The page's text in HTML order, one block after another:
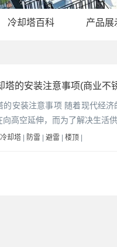
冷却塔百科 产品展
塔的安装注意事项(商业不
的安装注意事项 随着现代经
向高空延伸，而为了解决生活
却塔 | 防雷 | 避雷 | 楼顶 |